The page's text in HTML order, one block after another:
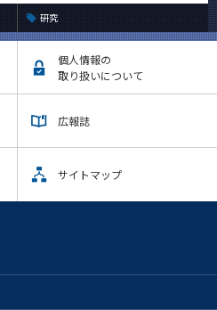
研究
個人情報の
取り扱いについて
広報誌
サイトマップ